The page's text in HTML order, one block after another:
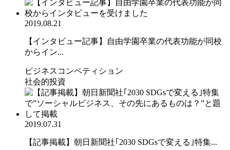
2019.08.21
【インタビュー記事】自由学園卒業の代表功能が同校
からイン...
ビジネスコンペティション
社会的投資
2019.07.31
【記事掲載】朝日新聞社｢2030 SDGsで変える｣特集...